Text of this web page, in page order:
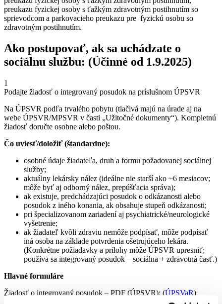
preukazu fyzickej osoby s ťažkým zdravotným postihnutím so
sprievodcom a parkovacieho preukazu pre fyzickú osobu so
zdravotným postihnutím.
Ako postupovať, ak sa uchádzate o
sociálnu službu: (Účinné od 1.9.2025)
1
Podajte žiadosť o integrovaný posudok na príslušnom ÚPSVR
Na ÚPSVR podľa trvalého pobytu (tlačivá majú na úrade aj na
webe ÚPSVR/MPSVR v časti „Užitočné dokumenty“). Kompletnú
žiadosť doručte osobne alebo poštou.
Čo uviesť/doložiť (štandardne):
osobné údaje žiadateľa, druh a formu požadovanej sociálnej
služby;
aktuálny lekársky nález (ideálne nie starší ako ~6 mesiacov;
môže byť aj odborný nález, prepúšťacia správa);
ak existuje, predchádzajúci posudok o odkázanosti alebo
posudok z iného konania, ak obsahuje stupeň odkázanosti;
pri špecializovanom zariadení aj psychiatrické/neurologické
vyšetrenie;
ak žiadateľ kvôli zdraviu nemôže podpísať, môže podpísať
iná osoba na základe potvrdenia ošetrujúceho lekára.
(Konkrétne požiadavky a prílohy môže ÚPSVR upresniť;
používa sa integrovaný posudok – sociálna + zdravotná časť.)
Hlavné formuláre
Žiadosť o integrovaný posudok – PDF (ÚPSVR): (ÚPSVaR)
Žiadosť o integrovaný posudok – DOCX (ÚPSVR): (ÚPSVaR